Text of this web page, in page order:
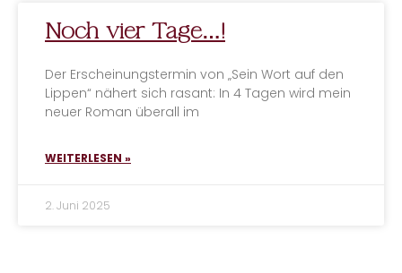
Noch vier Tage…!
Der Erscheinungstermin von „Sein Wort auf den
Lippen“ nähert sich rasant: In 4 Tagen wird mein
neuer Roman überall im
WEITERLESEN »
2. Juni 2025